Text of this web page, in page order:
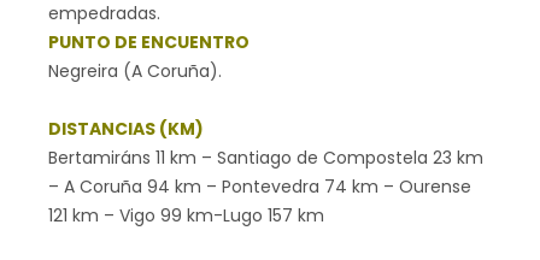
empedradas.
PUNTO DE ENCUENTRO
Negreira (A Coruña).
DISTANCIAS (KM)
Bertamiráns 11 km – Santiago de Compostela 23 km
– A Coruña 94 km – Pontevedra 74 km – Ourense
121 km – Vigo 99 km-Lugo 157 km